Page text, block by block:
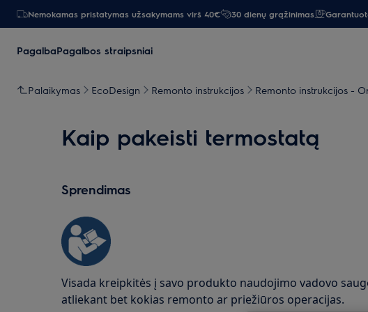
Nemokamas pristatymas užsakymams virš 40€ 30 dienų grąžinimas
PagalbaPagalbos straipsniai
Palaikymas EcoDesign Remonto instrukcijos Remonto instrukcijos -
Kaip pakeisti termostatą
Sprendimas
Visada kreipkitės į savo produkto naudojimo vadovo
atliekant bet kokias remonto ar priežiūros operacijas.